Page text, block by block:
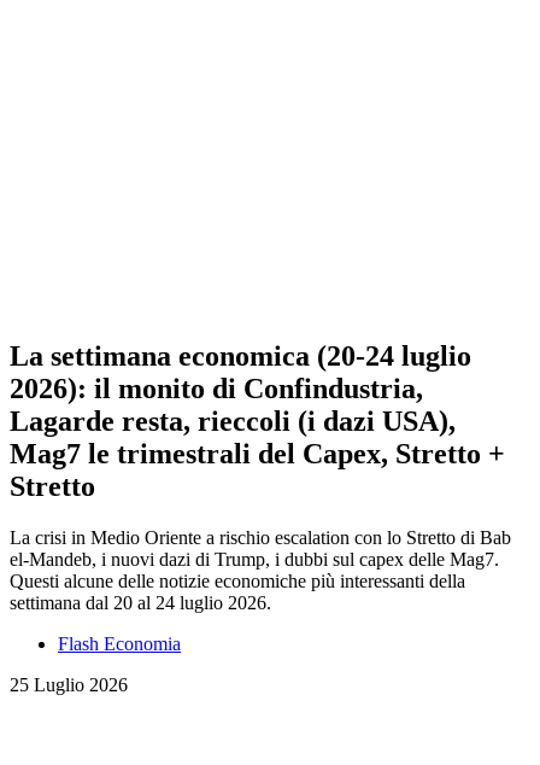
La settimana economica (20-24 luglio
2026): il monito di Confindustria,
Lagarde resta, rieccoli (i dazi USA),
Mag7 le trimestrali del Capex, Stretto +
Stretto
La crisi in Medio Oriente a rischio escalation con lo Stretto di Bab
el-Mandeb, i nuovi dazi di Trump, i dubbi sul capex delle Mag7.
Questi alcune delle notizie economiche più interessanti della
settimana dal 20 al 24 luglio 2026.
Flash Economia
25 Luglio 2026